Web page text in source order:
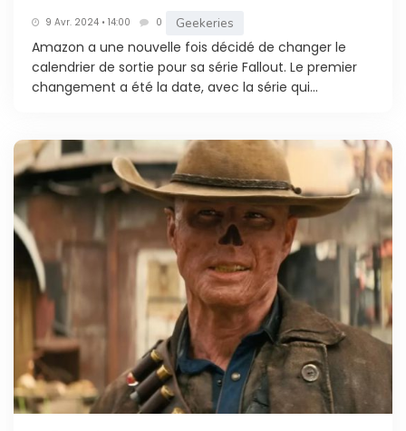
9 Avr. 2024 • 14:00 0 Geekeries
Amazon a une nouvelle fois décidé de changer le
calendrier de sortie pour sa série Fallout. Le premier
changement a été la date, avec la série qui...